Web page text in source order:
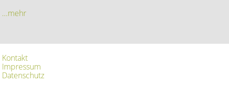
...mehr
Kontakt
Impressum
Datenschutz